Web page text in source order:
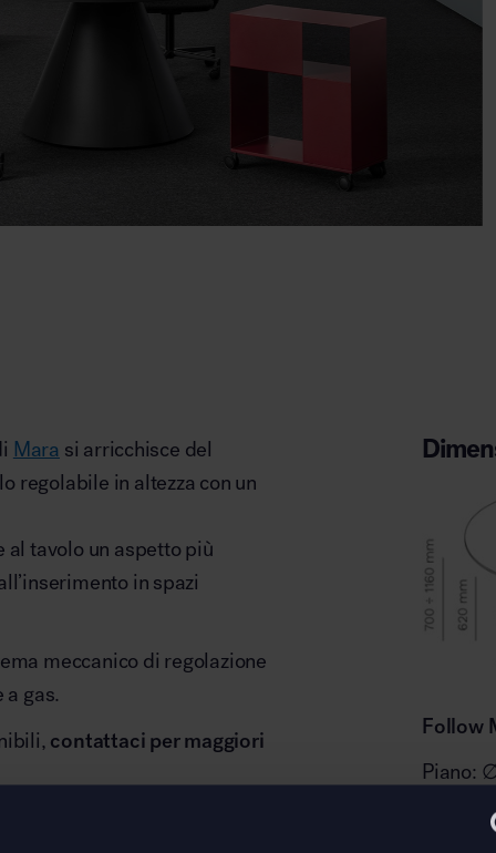
Mara si arricchisce del
regolabile in altezza con un
al tavolo un aspetto più
in spazi
meccanico di regolazione
gas.
contattaci per maggiori
Follow
Piano:
H.